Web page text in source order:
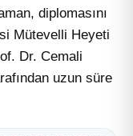
diplomasını
Mütevelli Heyeti
Dr. Cemali
uzun süre